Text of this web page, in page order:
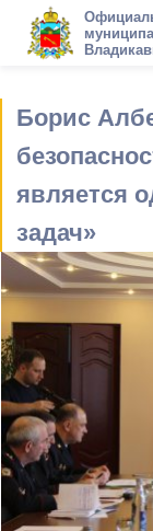
Борис
является
задач»